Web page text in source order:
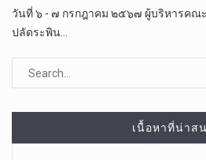
วันที่ ๖ - ๗ กรกฎาคม ๒๕๖๗ ผู้บริหารคณ
ปลัดระพิน…
เนื้อหาที่น่าส